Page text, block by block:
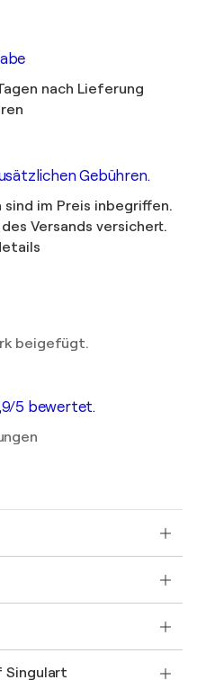
nach Lieferung
Gebühren.
im Preis inbegriffen.
Versands versichert.
beigefügt.
5 bewertet.
Singulart